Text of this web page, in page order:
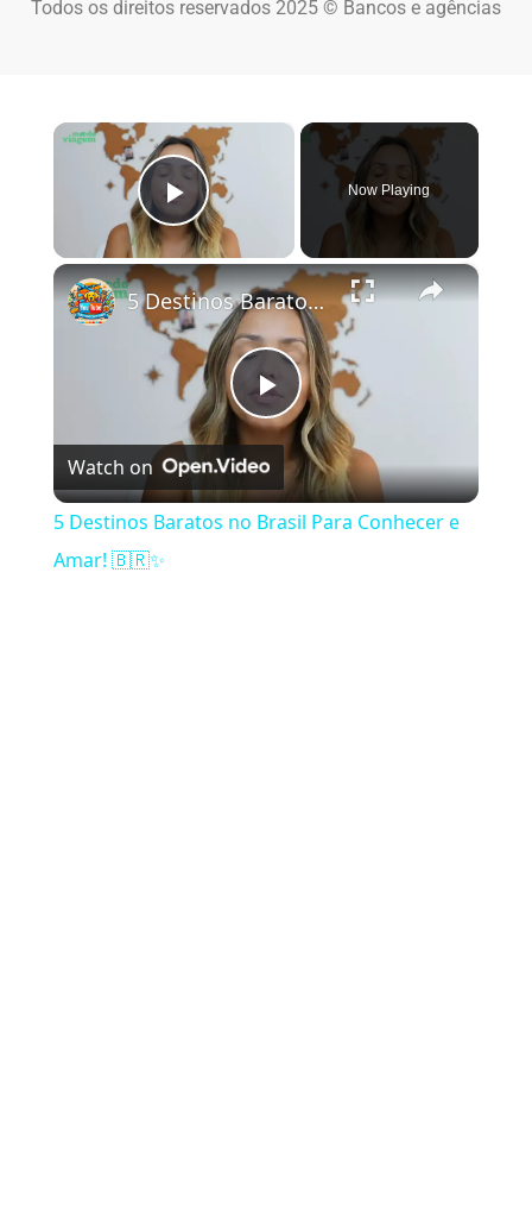
Todos os direitos reservados 2025 © Bancos e agências
×
Play Video
Now Playing
×
Play Video
5 Destinos Baratos no Brasil Para Conhecer e Amar! 🇧🇷✨
Watch on
5 Destinos Baratos no Brasil Para Conhecer e
Amar! 🇧🇷✨